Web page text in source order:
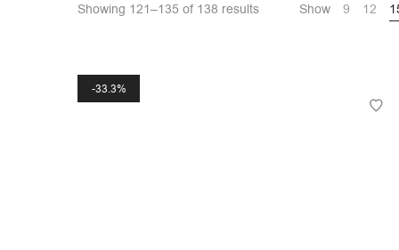
Showing 121–135 of 138 results Show 9 12
33.3%